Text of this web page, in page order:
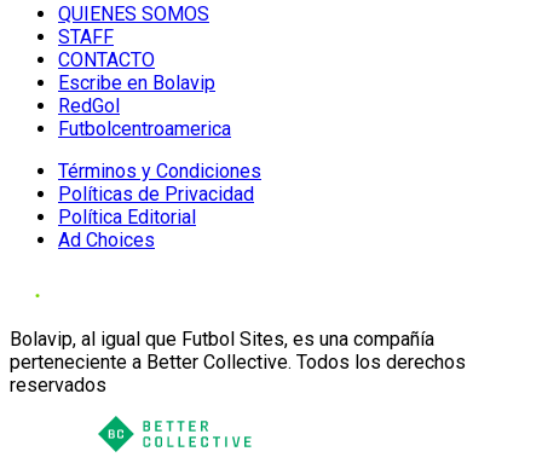
QUIENES SOMOS
STAFF
CONTACTO
Escribe en Bolavip
RedGol
Futbolcentroamerica
Términos y Condiciones
Políticas de Privacidad
Política Editorial
Ad Choices
Bolavip, al igual que Futbol Sites, es una compañía
perteneciente a Better Collective. Todos los derechos
reservados